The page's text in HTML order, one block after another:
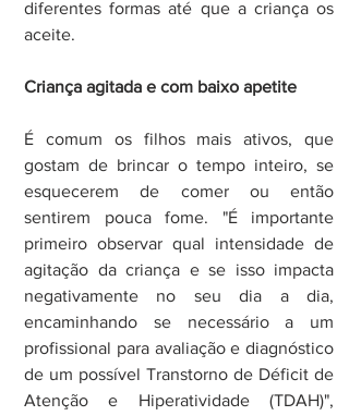
diferentes formas até que a criança os
aceite.
Criança agitada e com baixo apetite
É comum os filhos mais ativos, que
gostam de brincar o tempo inteiro, se
esquecerem de comer ou então
sentirem pouca fome. "É importante
primeiro observar qual intensidade de
agitação da criança e se isso impacta
negativamente no seu dia a dia,
encaminhando se necessário a um
profissional para avaliação e diagnóstico
de um possível Transtorno de Déficit de
Atenção e Hiperatividade (TDAH)",